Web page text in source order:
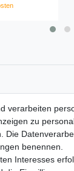
verarbeiten
zu
Die
benennen.
Interesses